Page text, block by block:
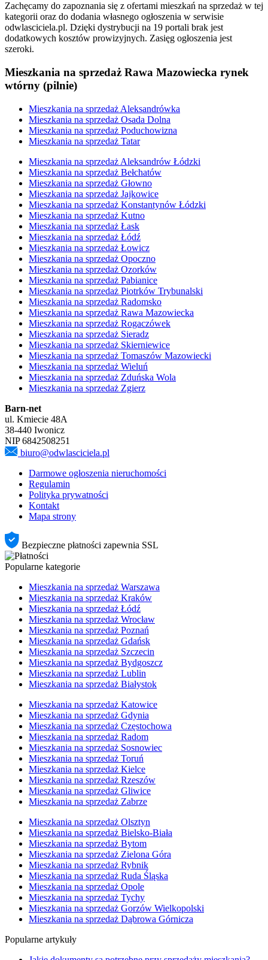
Zachęcamy do zapoznania się z ofertami mieszkań na sprzedaż w tej
kategorii oraz do dodania własnego ogłoszenia w serwisie
odwlasciciela.pl. Dzięki dystrybucji na 19 portali brak jest
dodatkowych kosztów prowizyjnych. Zasięg ogłoszenia jest
szeroki.
Mieszkania na sprzedaż Rawa Mazowiecka rynek
wtórny (pilnie)
Mieszkania na sprzedaż Aleksandrówka
Mieszkania na sprzedaż Osada Dolna
Mieszkania na sprzedaż Poduchowizna
Mieszkania na sprzedaż Tatar
Mieszkania na sprzedaż Aleksandrów Łódzki
Mieszkania na sprzedaż Bełchatów
Mieszkania na sprzedaż Głowno
Mieszkania na sprzedaż Jajkowice
Mieszkania na sprzedaż Konstantynów Łódzki
Mieszkania na sprzedaż Kutno
Mieszkania na sprzedaż Łask
Mieszkania na sprzedaż Łódź
Mieszkania na sprzedaż Łowicz
Mieszkania na sprzedaż Opoczno
Mieszkania na sprzedaż Ozorków
Mieszkania na sprzedaż Pabianice
Mieszkania na sprzedaż Piotrków Trybunalski
Mieszkania na sprzedaż Radomsko
Mieszkania na sprzedaż Rawa Mazowiecka
Mieszkania na sprzedaż Rogaczówek
Mieszkania na sprzedaż Sieradz
Mieszkania na sprzedaż Skierniewice
Mieszkania na sprzedaż Tomaszów Mazowiecki
Mieszkania na sprzedaż Wieluń
Mieszkania na sprzedaż Zduńska Wola
Mieszkania na sprzedaż Zgierz
Barn-net
ul. Kmiecie 48A
38-440 Iwonicz
NIP 6842508251
biuro@odwlasciciela.pl
Darmowe ogłoszenia nieruchomości
Regulamin
Polityka prywatności
Kontakt
Mapa strony
Bezpieczne płatności zapewnia SSL
Popularne kategorie
Mieszkania na sprzedaż Warszawa
Mieszkania na sprzedaż Kraków
Mieszkania na sprzedaż Łódź
Mieszkania na sprzedaż Wrocław
Mieszkania na sprzedaż Poznań
Mieszkania na sprzedaż Gdańsk
Mieszkania na sprzedaż Szczecin
Mieszkania na sprzedaż Bydgoszcz
Mieszkania na sprzedaż Lublin
Mieszkania na sprzedaż Białystok
Mieszkania na sprzedaż Katowice
Mieszkania na sprzedaż Gdynia
Mieszkania na sprzedaż Częstochowa
Mieszkania na sprzedaż Radom
Mieszkania na sprzedaż Sosnowiec
Mieszkania na sprzedaż Toruń
Mieszkania na sprzedaż Kielce
Mieszkania na sprzedaż Rzeszów
Mieszkania na sprzedaż Gliwice
Mieszkania na sprzedaż Zabrze
Mieszkania na sprzedaż Olsztyn
Mieszkania na sprzedaż Bielsko-Biała
Mieszkania na sprzedaż Bytom
Mieszkania na sprzedaż Zielona Góra
Mieszkania na sprzedaż Rybnik
Mieszkania na sprzedaż Ruda Śląska
Mieszkania na sprzedaż Opole
Mieszkania na sprzedaż Tychy
Mieszkania na sprzedaż Gorzów Wielkopolski
Mieszkania na sprzedaż Dąbrowa Górnicza
Popularne artykuły